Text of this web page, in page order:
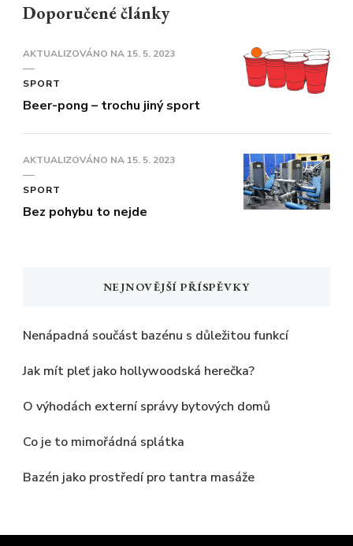
Doporučené články
AKTUALIZOVÁNO NA 15. 5. 2023
SPORT
Beer-pong – trochu jiný sport
AKTUALIZOVÁNO NA 15. 5. 2023
SPORT
Bez pohybu to nejde
NEJNOVĚJŠÍ PŘÍSPĚVKY
Nenápadná součást bazénu s důležitou funkcí
Jak mít pleť jako hollywoodská herečka?
O výhodách externí správy bytových domů
Co je to mimořádná splátka
Bazén jako prostředí pro tantra masáže